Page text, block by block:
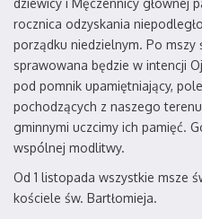
dziewicy i Męczennicy głównej
rocznica odzyskania
porządku niedzielnym. Po
sprawowana będzie w intencji
pod pomnik upamiętniający,
pochodzących z naszego
gminnymi uczcimy ich pamięć.
wspólnej modlitwy.
Od 1 listopada wszystkie msze
kościele św. Bartłomieja.